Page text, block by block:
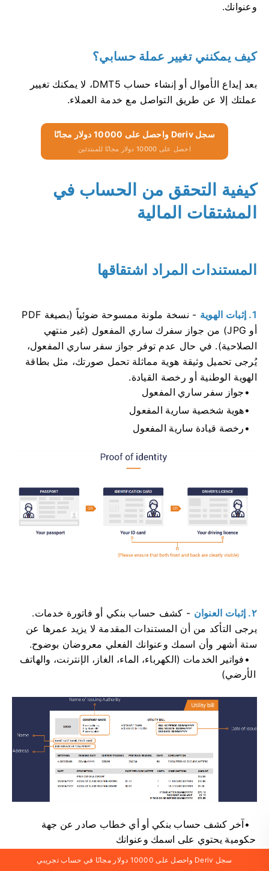
وعنوانك.
كيف يمكنني تغيير عملة حسابي؟
بعد إيداع الأموال أو إنشاء حساب DMT5، لا يمكنك تغيير
عملتك إلا عن طريق التواصل مع خدمة العملاء.
سجل Deriv واحصل على 10000 دولار مجانًا
احصل على 10000 دولار مجانًا للمبتدئين
كيفية التحقق من الحساب في
المشتقات المالية
المستندات المراد اشتقاقها
1. إثبات الهوية
- نسخة ملونة ممسوحة ضوئياً (بصيغة PDF
أو JPG) من جواز سفرك ساري المفعول (غير منتهي
الصلاحية). في حال عدم توفر جواز سفر ساري المفعول،
يُرجى تحميل وثيقة هوية مماثلة تحمل صورتك، مثل بطاقة
الهوية الوطنية أو رخصة القيادة.
جواز سفر ساري المفعول
هوية شخصية سارية المفعول
رخصة قيادة سارية المفعول
٢. إثبات العنوان
- كشف حساب بنكي أو فاتورة خدمات.
يرجى التأكد من أن المستندات المقدمة لا يزيد عمرها عن
ستة أشهر وأن اسمك وعنوانك الفعلي معروضان بوضوح.
فواتير الخدمات (الكهرباء، الماء، الغاز، الإنترنت، والهاتف
الأرضي)
آخر كشف حساب بنكي أو أي خطاب صادر عن جهة
حكومية يحتوي على اسمك وعنوانك
سجل Deriv واحصل على 10000 دولار مجانًا في حساب تجريبي